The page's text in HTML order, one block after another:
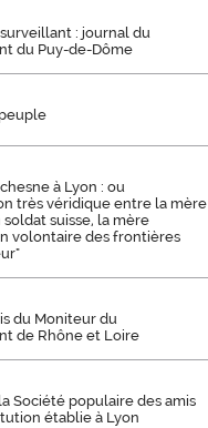
: journal du
du Puy-de-Dôme
à Lyon : ou
très véridique entre la mère
soldat suisse, la mère
volontaire des frontières
du Moniteur du
de Rhône et Loire
Société populaire des amis
établie à Lyon